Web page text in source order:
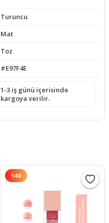
Turuncu
Mat
Toz
#E97F4E
1-3 iş günü içerisinde
kargoya verilir.
%60